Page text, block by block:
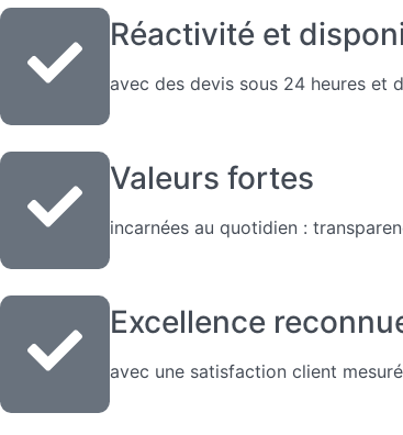
Réactivité et
avec des devis sous 24 heures et
Valeurs fortes
incarnées au quotidien :
Excellence
avec une satisfaction client